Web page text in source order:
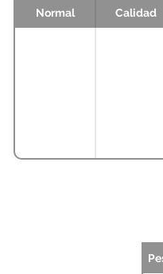
Normal Calidad